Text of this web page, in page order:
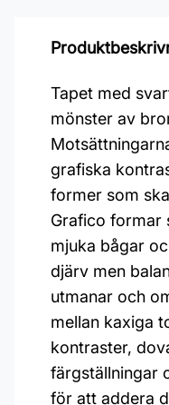
Tapet med
mönster av
grafiska
former som
Grafico formar
mjuka bågar
djärv men
utmanar och
mellan kaxiga
kontraster,
färgställningar
för att addera